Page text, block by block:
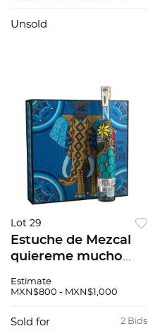
Handman,...
Unsold
Lot 29
Estuche de Mezcal
quiereme mucho
Mezcal quiereme
Mexico 375 ml
Estimate
MXN$800 - MXN$1,000
2 Bids
Sold for